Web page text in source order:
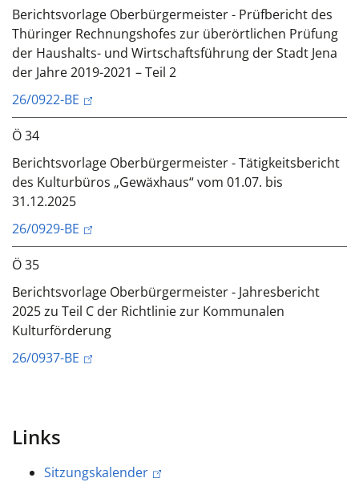
Berichtsvorlage Oberbürgermeister - Prüfbericht des
Thüringer Rechnungshofes zur überörtlichen Prüfung
der Haushalts- und Wirtschaftsführung der Stadt Jena
der Jahre 2019-2021 – Teil 2
26/0922-BE
Ö 34
Berichtsvorlage Oberbürgermeister - Tätigkeitsbericht
des Kulturbüros „Gewäxhaus“ vom 01.07. bis
31.12.2025
26/0929-BE
Ö 35
Berichtsvorlage Oberbürgermeister - Jahresbericht
2025 zu Teil C der Richtlinie zur Kommunalen
Kulturförderung
26/0937-BE
Links
Sitzungskalender